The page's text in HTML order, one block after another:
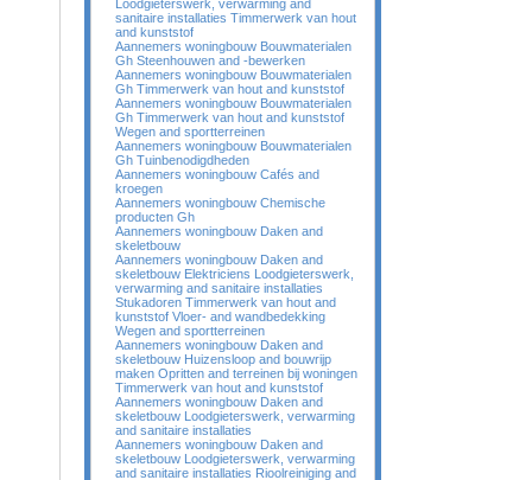
Loodgieterswerk, verwarming and
sanitaire installaties Timmerwerk van hout
and kunststof
Aannemers woningbouw Bouwmaterialen
Gh Steenhouwen and -bewerken
Aannemers woningbouw Bouwmaterialen
Gh Timmerwerk van hout and kunststof
Aannemers woningbouw Bouwmaterialen
Gh Timmerwerk van hout and kunststof
Wegen and sportterreinen
Aannemers woningbouw Bouwmaterialen
Gh Tuinbenodigdheden
Aannemers woningbouw Cafés and
kroegen
Aannemers woningbouw Chemische
producten Gh
Aannemers woningbouw Daken and
skeletbouw
Aannemers woningbouw Daken and
skeletbouw Elektriciens Loodgieterswerk,
verwarming and sanitaire installaties
Stukadoren Timmerwerk van hout and
kunststof Vloer- and wandbedekking
Wegen and sportterreinen
Aannemers woningbouw Daken and
skeletbouw Huizensloop and bouwrijp
maken Opritten and terreinen bij woningen
Timmerwerk van hout and kunststof
Aannemers woningbouw Daken and
skeletbouw Loodgieterswerk, verwarming
and sanitaire installaties
Aannemers woningbouw Daken and
skeletbouw Loodgieterswerk, verwarming
and sanitaire installaties Rioolreiniging and